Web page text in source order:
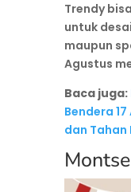
Trendy
untuk
maupun
Agustus
Baca juga:
Bendera
dan Tahan